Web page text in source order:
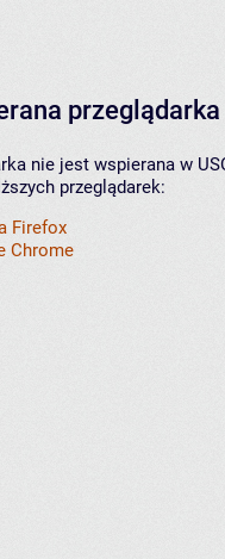
przeglądarka
nie jest wspierana w
przeglądarek:
Firefox
Chrome